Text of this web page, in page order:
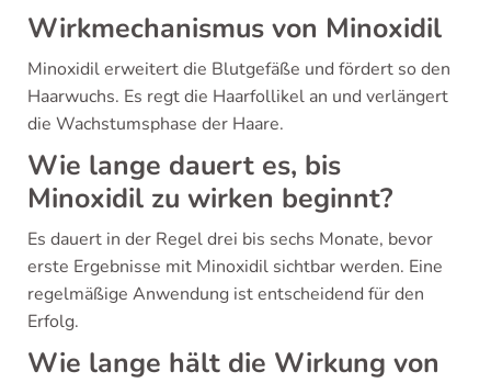
Wirkmechanismus von Minoxidil
Minoxidil erweitert die Blutgefäße und fördert so den
Haarwuchs. Es regt die Haarfollikel an und verlängert
die Wachstumsphase der Haare.
Wie lange dauert es, bis
Minoxidil zu wirken beginnt?
Es dauert in der Regel drei bis sechs Monate, bevor
erste Ergebnisse mit Minoxidil sichtbar werden. Eine
regelmäßige Anwendung ist entscheidend für den
Erfolg.
Wie lange hält die Wirkung von